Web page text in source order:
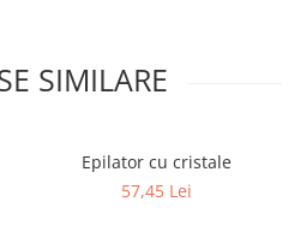
SIMILARE
Epilator cu cristale
57,45 Lei